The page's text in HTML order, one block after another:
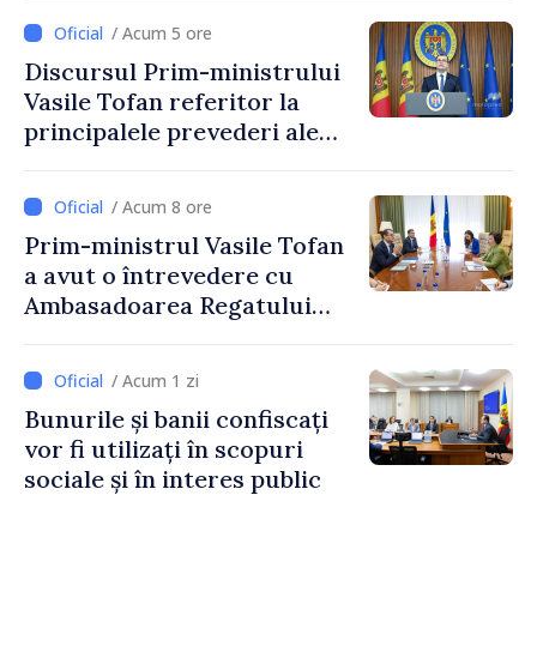
stimularea investițiilor și o
taxare mai echitabilă
/ Acum 5 ore
Discursul Prim-ministrului
Vasile Tofan referitor la
principalele prevederi ale
2027
/ Acum 8 ore
Prim-ministrul Vasile Tofan
a avut o întrevedere cu
Ambasadoarea Regatului
Irlandei de Nord, Fern
Horine / Acum 1 zi
Bunurile și banii confiscați
vor fi utilizați în scopuri
sociale și în interes public